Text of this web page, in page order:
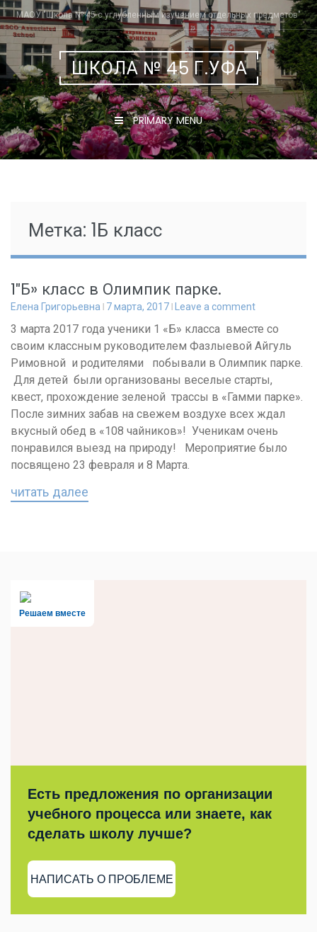
Skip
to
content
МАОУ "Школа № 45 с углубленным изучением отдельных предметов"
ШКОЛА № 45 Г.УФА
PRIMARY MENU
Метка: 1Б класс
1″Б» класс в Олимпик парке.
Елена Григорьевна 7 марта, 2017 Leave a comment
3 марта 2017 года ученики 1 «Б» класса вместе со
своим классным руководителем Фазлыевой Айгуль
Римовной и родителями побывали в Олимпик парке.
Для детей были организованы веселые старты,
квест, прохождение зеленой трассы в «Гамми парке».
После зимних забав на свежем воздухе всех ждал
вкусный обед в «108 чайников»! Ученикам очень
понравился выезд на природу! Мероприятие было
посвящено 23 февраля и 8 Марта.
читать далее
Решаем вместе
Есть предложения по организации
учебного процесса или знаете, как
сделать школу лучше?
НАПИСАТЬ О ПРОБЛЕМЕ